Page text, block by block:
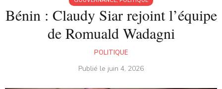
Bénin : Claudy Siar rejoint l’équipe
de Romuald Wadagni
POLITIQUE
Publié le juin 4, 2026